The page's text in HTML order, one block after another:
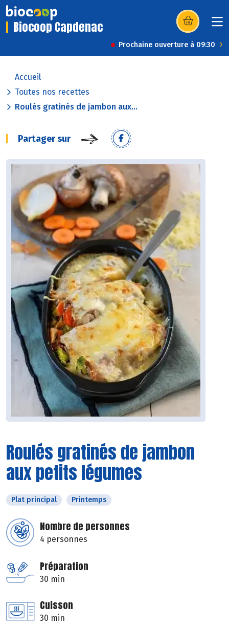
Biocoop Capdenac (s’ouvre dans
Prochaine ouverture à 09:30
Accueil
Toutes nos recettes
Roulés gratinés de jambon aux...
Partager sur
Roulés gratinés de jambon
aux petits légumes
Plat principal Printemps
Nombre de personnes
4 personnes
Préparation
30 min
Cuisson
30 min